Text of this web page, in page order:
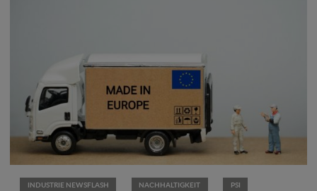
INDUSTRIE NEWSFLASH NACHHALTIGKEIT PSI